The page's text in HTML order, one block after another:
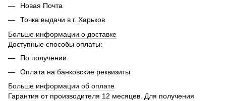
Новая Почта
Точка выдачи в г. Харьков
Больше информации о доставке
Доступные способы оплаты:
По получении
Оплата на банковские реквизиты
Больше информации об оплате
Гарантия от производителя 12 месяцев. Для получения